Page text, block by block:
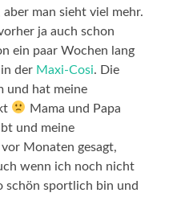
man sieht viel mehr.
ja auch schon
ein paar Wochen lang
der Maxi-Cosi. Die
und hat meine
Mama und Papa
und meine
Monaten gesagt,
wenn ich noch nicht
schön sportlich bin und